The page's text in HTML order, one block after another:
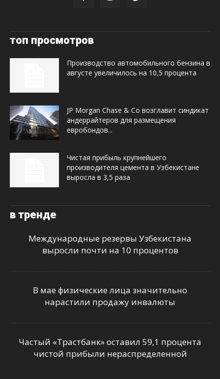
топ просмотров
Производство автомобильного бензина в
августе увеличилось на 10,5 процента
JP Morgan Chase & Co возглавит синдикат
андеррайтеров для размещения
евробондов...
Чистая прибыль крупнейшего
производителя цемента в Узбекистане
выросла в 3,5 раза
в тренде
Международные резервы Узбекистана
выросли почти на 10 процентов
В мае физические лица значительно
нарастили продажу инвалюты
Частый «Трастбанк» оставил 59,1 процента
чистой прибыли нераспределенной